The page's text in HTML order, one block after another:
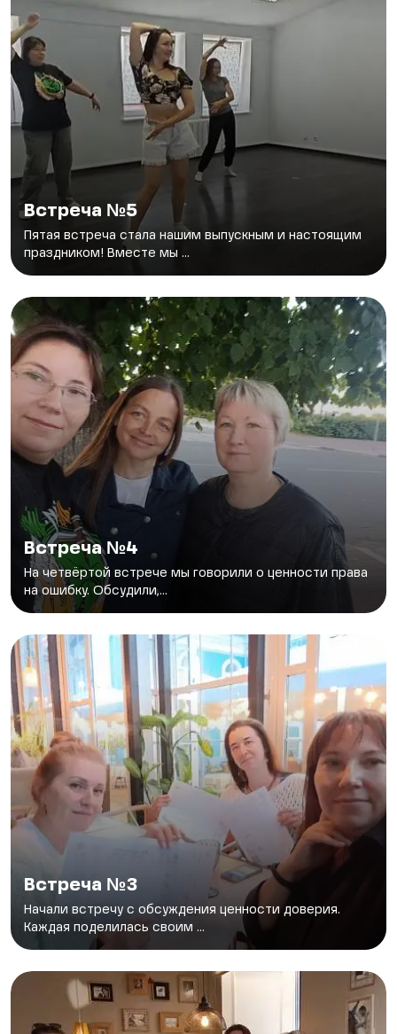
Встреча №5
Пятая встреча стала нашим выпускным и настоящим
праздником! Вместе мы ...
Встреча №4
На четвёртой встрече мы говорили о ценности права
на ошибку. Обсудили,...
Встреча №3
Начали встречу с обсуждения ценности доверия.
Каждая поделилась своим ...